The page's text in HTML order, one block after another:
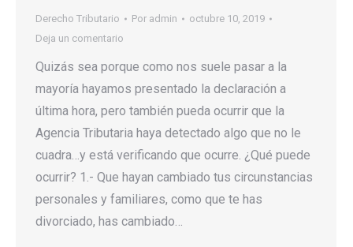
Derecho Tributario Por admin
octubre 10, 2019
Deja un comentario
Quizás sea porque como nos suele pasar a la
mayoría hayamos presentado la declaración a
última hora, pero también pueda ocurrir que la
Agencia Tributaria haya detectado algo que no le
cuadra…y está verificando que ocurre. ¿Qué puede
ocurrir? 1.- Que hayan cambiado tus circunstancias
personales y familiares, como que te has
divorciado, has cambiado…